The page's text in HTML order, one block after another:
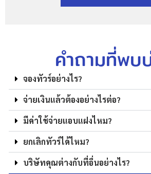
คำถามที่พบ
จองทัวร์อย่างไร?
จ่ายเงินแล้วต้องอย่างไรต่อ?
มีค่าใช้จ่ายแอบแฝงไหม?
ยกเลิกทัวร์ได้ไหม?
บริษัทคุณต่างกับที่อื่นอย่างไร?